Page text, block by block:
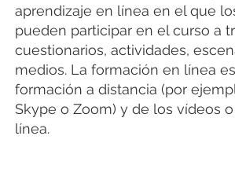
aprendizaje en línea en el que
pueden participar en el curso a
cuestionarios, actividades,
medios. La formación en línea
formación a distancia (por
Skype o Zoom) y de los vídeos
línea.